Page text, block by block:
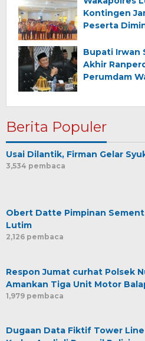
Kontingen
Peserta
Bupati Irwan
Akhir
Perumdam
Berita Populer
Usai Dilantik, Firman Gelar
3,534 pembaca
Obert Datte Pimpinan
Lutim
2,126 pembaca
Respon Jumat curhat Polsek
Amankan Tiga Unit Motor
1,979 pembaca
Dugaan Data Fiktif Tower Line